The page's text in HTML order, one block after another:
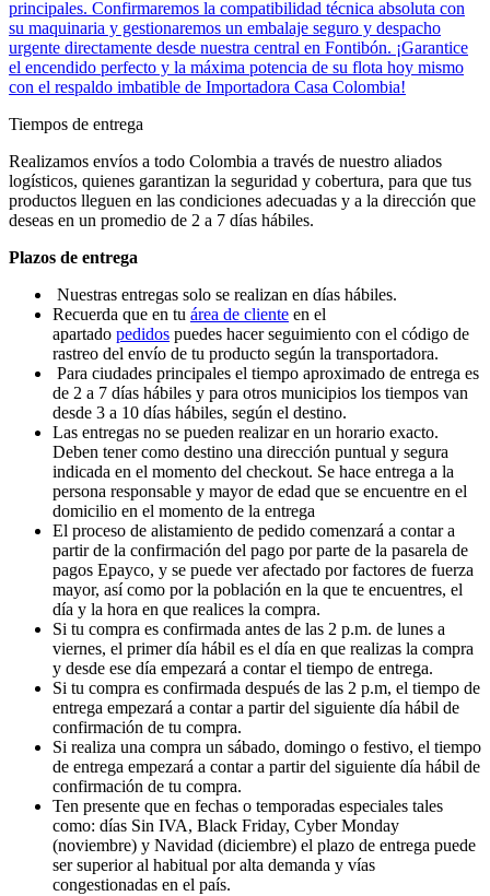
principales. Confirmaremos la compatibilidad técnica absoluta con
su maquinaria y gestionaremos un embalaje seguro y despacho
urgente directamente desde nuestra central en Fontibón. ¡Garantice
el encendido perfecto y la máxima potencia de su flota hoy mismo
con el respaldo imbatible de Importadora Casa Colombia!
Tiempos de entrega
Realizamos envíos a todo Colombia a través de nuestro aliados
logísticos, quienes garantizan la seguridad y cobertura, para que tus
productos lleguen en las condiciones adecuadas y a la dirección que
deseas en un promedio de 2 a 7 días hábiles.
Plazos de entrega
Nuestras entregas solo se realizan en días hábiles.
Recuerda que en tu área de cliente en el
apartado pedidos puedes hacer seguimiento con el código de
rastreo del envío de tu producto según la transportadora.
Para ciudades principales el tiempo aproximado de entrega es
de 2 a 7 días hábiles y para otros municipios los tiempos van
desde 3 a 10 días hábiles, según el destino.
Las entregas no se pueden realizar en un horario exacto.
Deben tener como destino una dirección puntual y segura
indicada en el momento del checkout. Se hace entrega a la
persona responsable y mayor de edad que se encuentre en el
domicilio en el momento de la entrega
El proceso de alistamiento de pedido comenzará a contar a
partir de la confirmación del pago por parte de la pasarela de
pagos Epayco, y se puede ver afectado por factores de fuerza
mayor, así como por la población en la que te encuentres, el
día y la hora en que realices la compra.
Si tu compra es confirmada antes de las 2 p.m. de lunes a
viernes, el primer día hábil es el día en que realizas la compra
y desde ese día empezará a contar el tiempo de entrega.
Si tu compra es confirmada después de las 2 p.m, el tiempo de
entrega empezará a contar a partir del siguiente día hábil de
confirmación de tu compra.
Si realiza una compra un sábado, domingo o festivo, el tiempo
de entrega empezará a contar a partir del siguiente día hábil de
confirmación de tu compra.
Ten presente que en fechas o temporadas especiales tales
como: días Sin IVA, Black Friday, Cyber Monday
(noviembre) y Navidad (diciembre) el plazo de entrega puede
ser superior al habitual por alta demanda y vías
congestionadas en el país.